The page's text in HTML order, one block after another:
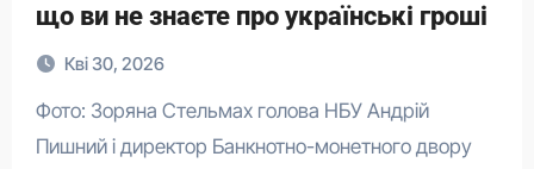
що ви не знаєте про українські гроші
Кві 30, 2026
Фото: Зоряна Стельмах голова НБУ Андрій
Пишний і директор Банкнотно-монетного двору